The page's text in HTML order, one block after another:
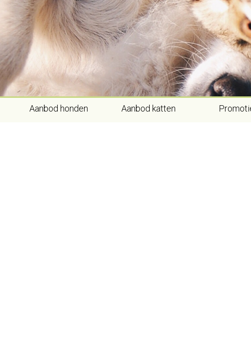
Skip
content
Aanbod honden Aanbod katten